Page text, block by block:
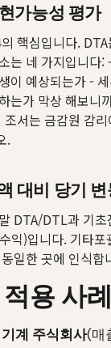
가능성 평가
핵심입니다.
는 네 가지입니다
이 예상되는가 -
는가 막상 해보니
조서는 금감원 감
.
대비 당기
DTA/DTL과 기초
익)입니다. 기타
일한 곳에 인식
용 사례
계 주식회사(매